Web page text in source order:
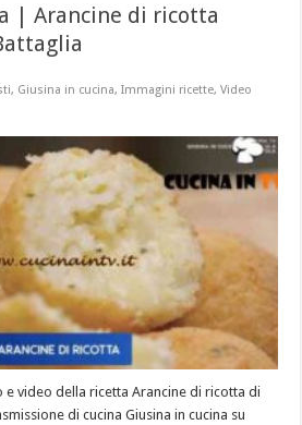
| Arancine di ricotta
, Giusina in cucina,Immagini ricette,Video
video della ricetta Arancine di ricotta di
di cucina Giusina in cucina su